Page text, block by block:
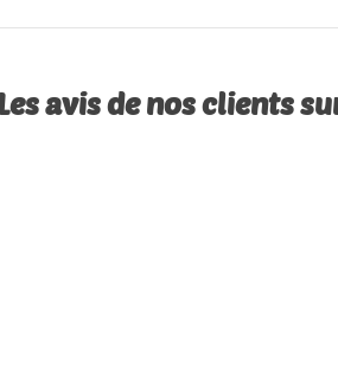
avis de nos clients